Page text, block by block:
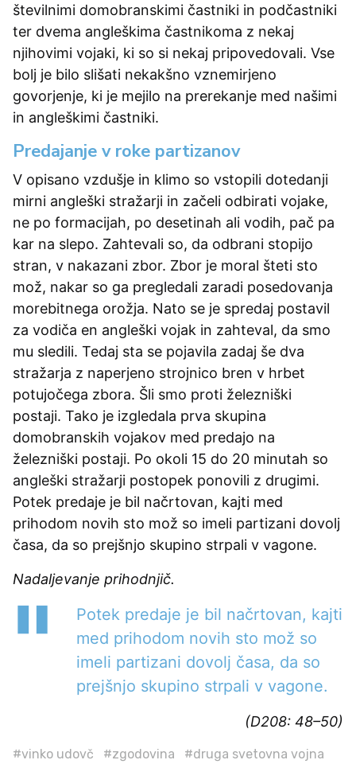
številnimi domobranskimi častniki in podčastniki
ter dvema angleškima častnikoma z nekaj
njihovimi vojaki, ki so si nekaj pripovedovali. Vse
bolj je bilo slišati nekakšno vznemirjeno
govorjenje, ki je mejilo na prerekanje med našimi
in angleškimi častniki.
Predajanje v roke partizanov
V opisano vzdušje in klimo so vstopili dotedanji
mirni angleški stražarji in začeli odbirati vojake,
ne po formacijah, po desetinah ali vodih, pač pa
kar na slepo. Zahtevali so, da odbrani stopijo
stran, v nakazani zbor. Zbor je moral šteti sto
mož, nakar so ga pregledali zaradi posedovanja
morebitnega orožja. Nato se je spredaj postavil
za vodiča en angleški vojak in zahteval, da smo
mu sledili. Tedaj sta se pojavila zadaj še dva
stražarja z naperjeno strojnico bren v hrbet
potujočega zbora. Šli smo proti železniški
postaji. Tako je izgledala prva skupina
domobranskih vojakov med predajo na
železniški postaji. Po okoli 15 do 20 minutah so
angleški stražarji postopek ponovili z drugimi.
Potek predaje je bil načrtovan, kajti med
prihodom novih sto mož so imeli partizani dovolj
časa, da so prejšnjo skupino strpali v vagone.
Nadaljevanje prihodnjič.
Potek predaje je bil načrtovan, kajti
med prihodom novih sto mož so
imeli partizani dovolj časa, da so
prejšnjo skupino strpali v vagone.
(D208: 48–50)
#vinko udovč #zgodovina
#druga svetovna vojna